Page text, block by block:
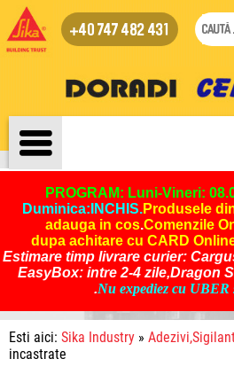
+40 747 482 431
PROGRAM: Luni-Vineri:
Duminica:INCHIS.Produsele
adauga in cos.Comenzile
dupa achitare cu CARD
Estimare timp livrare curier:
EasyBox: intre 2-4 zile,Dragon
.Nu expediez cu
Esti aici: Sika Industry »
incastrate